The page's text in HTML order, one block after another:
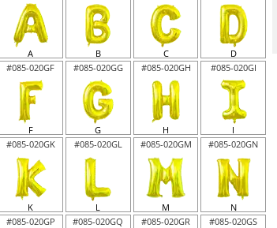
A B C
D
#085-020GF
F
#085-020GG
G
#085-020GH
H
#085-020GI
I
#085-020GK
K
#085-020GL
L
#085-020GM
M
#085-020GN
N
#085-020GP #085-020GQ #085-020GR #085-020GS